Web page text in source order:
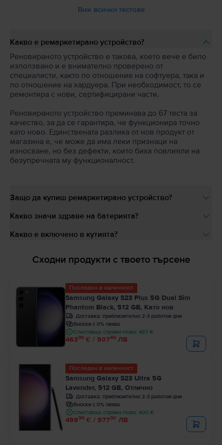
Виж всички тестове
Какво е ремаркетирано устройство?
Реновираното устройство е такова, което вече е било
използвано и е внимателно проверено от
специалисти, както по отношение на софтуера, така и
по отношение на хардуера. При необходимост, то се
ремонтира с нови, сертифицирани части.
Реновираното устройство преминава до 67 теста за
качество, за да се гарантира, че функционира точно
като ново. Единствената разлика от нов продукт от
магазина е, че може да има леки признаци на
износване, но без дефекти, които биха повлияли на
безупречната му функционалност.
Защо да купиш ремаркетирано устройство?
Какво значи здраве на батерията?
Какво е включено в кутията?
Сходни продукти с твоето търсене
Последен в наличност
Samsung Galaxy S23 Plus 5G Dual Sim
Phantom Black, 512 GB, Като нов
Доставка: приблизително 2-3 работни дни
Вноски с 0% лихва
Спестяваш спрямо Ново: 487 €
46399 € / 90749 ЛВ
Последен в наличност
Samsung Galaxy S23 Ultra 5G
Lavender, 512 GB, Отлично
Доставка: приблизително 2-3 работни дни
Вноски с 0% лихва
Спестяваш спрямо Ново: 400 €
49999 € / 97790 ЛВ